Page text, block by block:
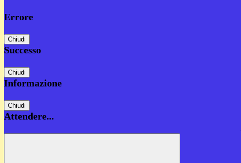
Errore
Chiudi
Successo
Chiudi
Informazione
Chiudi
Attendere...